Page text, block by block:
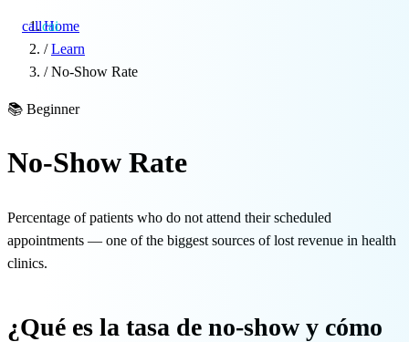
callcai
Pricing
Home
/ Learn
/ No-Show Rate
📚 Beginner
No-Show Rate
Percentage of patients who do not attend their scheduled
appointments — one of the biggest sources of lost revenue in health
clinics.
¿Qué es la tasa de no-show y cómo